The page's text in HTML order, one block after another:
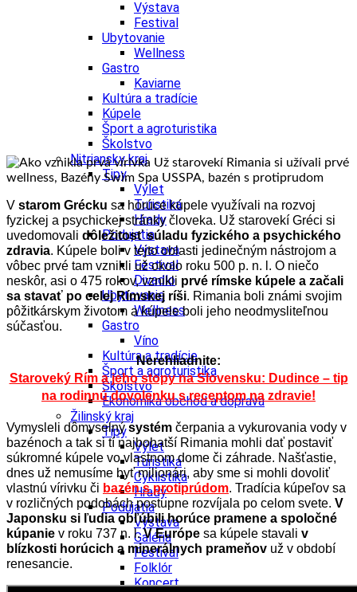
Výstava
Festival
Ubytovanie
Wellness
Gastro
Kaviarne
Kultúra a tradície
Kúpele
Šport a agroturistika
Školstvo
Nitriansky kraj
Tipy
Výlet
Turistika
Hrady
Podujatia
Výstava
Festival
Divadlo
Ubytovanie
Wellness
Gastro
Víno
Kultúra a tradície
Šport a agroturistika
Školstvo
Ekonomika obchod a doprava
Žilinský kraj
Tipy
Výlet
Turistika
Cyklistika
Hrady
Podujatia
Výstava
Galéria
Festival
Folklór
Koncert
V starom Grécku sa horúce kúpele využívali na rozvoj
fyzickej a psychickej stránky človeka. Už starovekí Gréci si
uvedomovali dôležitosť súladu fyzického a psychického
zdravia. Kúpele boli v tejto oblasti jedinečným nástrojom a
vôbec prvé tam vznikli už okolo roku 500 p. n. l. O niečo
neskôr, asi o 475 rokov, vznikli prvé rímske kúpele a začali
sa stavať po celej Rímskej ríši. Rimania boli známi svojim
pôžitkárskym životom a kúpele boli jeho neodmysliteľnou
súčasťou.
Nerehliadnite:
Staroveký Rím a jeho stopy na Slovensku: Dudince – tip
na rodinnú dovolenku s receptom na zdravie!
Vymysleli dômyselnýsystém čerpania a vykurovania vody v
bazénoch a tak si tí najbohatší Rimania mohli dať postaviť
súkromné kúpele vo vlastnom dome či záhrade. Našťastie,
dnes už nemusíme byť milionári, aby sme si mohli dovoliť
vlastnú vírivku či bazén s protiprúdom. Tradícia kúpeľov sa
v rozličných podobách postupne rozvíjala po celom svete. V
Japonsku si ľudia obľúbili horúce pramene a spoločné
kúpanie v roku 737 n. l.V Európe sa kúpele stavali v
blízkosti horúcich a minerálnych prameňov už v období
renesancie.